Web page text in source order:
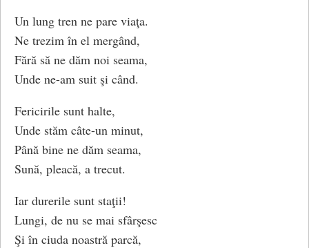
pe care ţi l-am strecurat, subtil,
pe un pătrat lunatic de hârtie.
E seara dulce ca un elixir
şi arborii par turnuri lungi de pace,
iar cerul, ca hlamida de emir,
mai străluceşte, vrând să ne împace.
Un lung tren ne pare viaţa.
Ne trezim în el mergând,
Fără să ne dăm noi seama,
Unde ne-am suit şi când.
Fericirile sunt halte,
Unde stăm câte-un minut,
Până bine ne dăm seama,
Sună, pleacă, a trecut.
Iar durerile sunt staţii!
Lungi, de nu se mai sfârşesc
Şi în ciuda noastră parcă,